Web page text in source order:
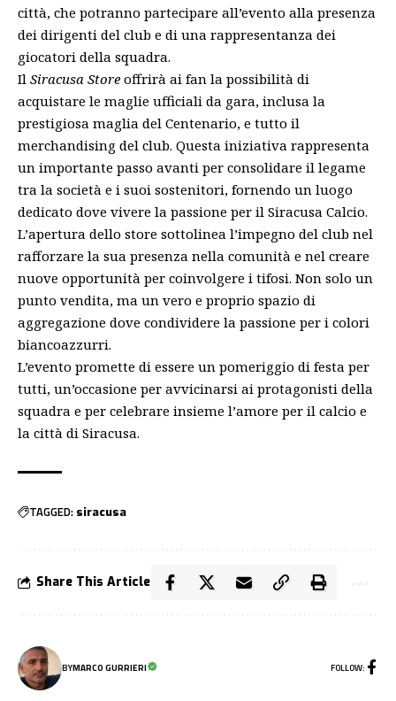
città, che potranno partecipare all’evento alla presenza
dei dirigenti del club e di una rappresentanza dei
giocatori della squadra.
Il Siracusa Store offrirà ai fan la possibilità di
acquistare le maglie ufficiali da gara, inclusa la
prestigiosa maglia del Centenario, e tutto il
merchandising del club. Questa iniziativa rappresenta
un importante passo avanti per consolidare il legame
tra la società e i suoi sostenitori, fornendo un luogo
dedicato dove vivere la passione per il Siracusa Calcio.
L’apertura dello store sottolinea l’impegno del club nel
rafforzare la sua presenza nella comunità e nel creare
nuove opportunità per coinvolgere i tifosi. Non solo un
punto vendita, ma un vero e proprio spazio di
aggregazione dove condividere la passione per i colori
biancoazzurri.
L’evento promette di essere un pomeriggio di festa per
tutti, un’occasione per avvicinarsi ai protagonisti della
squadra e per celebrare insieme l’amore per il calcio e
la città di Siracusa.
TAGGED: siracusa
Share This Article
BYMARCO GURRIERI FOLLOW: